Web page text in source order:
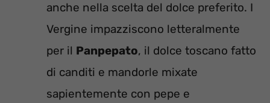
anche nella scelta del dolce preferito. I
Vergine impazziscono letteralmente
per il Panpepato, il dolce toscano fatto
di canditi e mandorle mixate
sapientemente con pepe e